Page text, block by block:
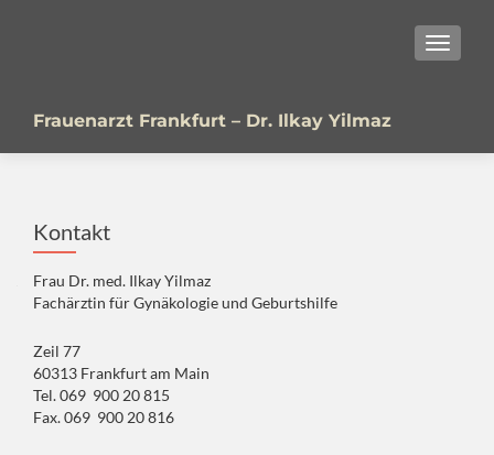
Frauenarzt Frankfurt – Dr. Ilkay Yilmaz
Kontakt
Frau Dr. med. Ilkay Yilmaz
Fachärztin für Gynäkologie und Geburtshilfe
Zeil 77
60313 Frankfurt am Main
Tel. 069 900 20 815
Fax. 069 900 20 816